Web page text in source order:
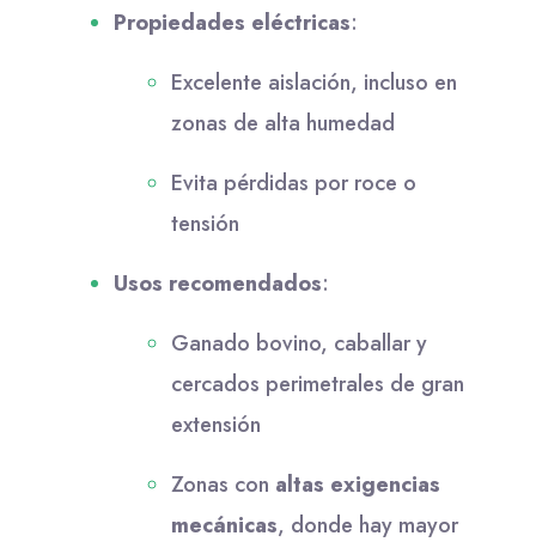
Propiedades eléctricas:
Excelente aislación, incluso en
zonas de alta humedad
Evita pérdidas por roce o
tensión
Usos recomendados:
Ganado bovino, caballar y
cercados perimetrales de gran
extensión
Zonas con altas exigencias
mecánicas, donde hay mayor